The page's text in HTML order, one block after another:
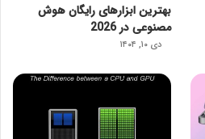
بهترین ابزارهای رایگان هوش
مصنوعی در 2026
دی ۱۰, ۱۴۰۴